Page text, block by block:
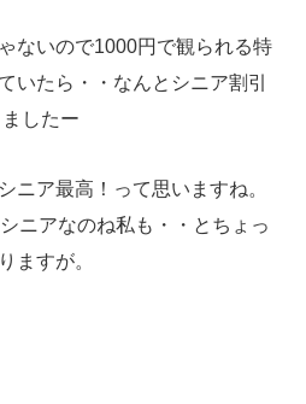
ないので1000円で観られる特
いたら・・なんとシニア割引
したー
ニア最高！って思いますね。
ニアなのね私も・・とちょっ
ますが。